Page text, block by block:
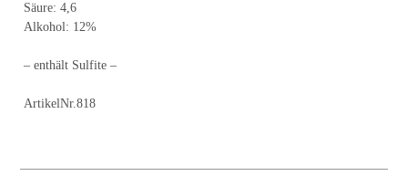
Säure: 4,6
Alkohol: 12%
– enthält Sulfite –
ArtikelNr.818